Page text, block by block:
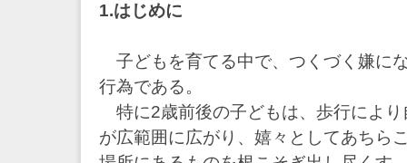
1.はじめに
子どもを育てる中で、つくづく嫌に
行為である。
特に2歳前後の子どもは、歩行により
が広範囲に広がり、嬉々としてあちら